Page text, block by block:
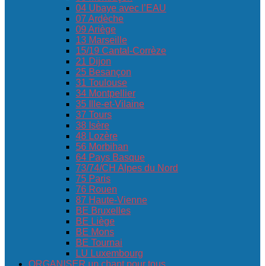
04 Ubaye avec l’EAU
07 Ardèche
09 Ariège
13 Marseille
15/19 Cantal-Corrèze
21 Dijon
25 Besançon
31 Toulouse
34 Montpellier
35 Ille-et-Vilaine
37 Tours
38 Isère
48 Lozère
56 Morbihan
64 Pays Basque
73/74/CH Alpes du Nord
75 Paris
76 Rouen
87 Haute-Vienne
BE Bruxelles
BE Liège
BE Mons
BE Tournai
LU Luxembourg
ORGANISER un chant pour tous